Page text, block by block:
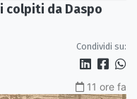
colpiti da Daspo
Condividi su:
11 ore fa